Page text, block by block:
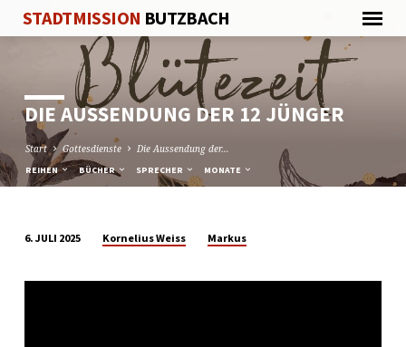
STADTMISSION BUTZBACH
DIE AUSSENDUNG DER 12 JÜNGER
Start Gottesdienste Die Aussendung der…
REIHEN BÜCHER SPRECHER MONATE
AUSSENDUNG
6. JULI 2025 Kornelius Weiss Markus